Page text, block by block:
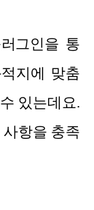
그인을 통
지에 맞춤
있는데요.
항을 충족